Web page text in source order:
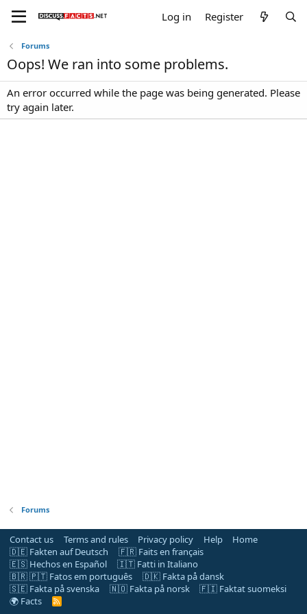
Log in Register
Forums
Oops! We ran into some problems.
An error occurred while the page was being generated. Please
try again later.
Forums
Contact us Terms and rules Privacy policy Help
Home
🇩🇪 Fakten auf Deutsch
🇫🇷 Faits en français
🇪🇸 Hechos en Español
🇮🇹 Fatti in Italiano
🇧🇷 🇵🇹 Fatos em português
🇩🇰 Fakta på dansk
🇸🇪 Fakta på svenska
🇳🇴 Fakta på norsk
🇫🇮 Faktat suomeksi
🌍 Facts
R